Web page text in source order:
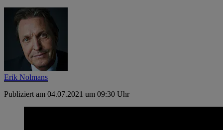
Erik Nolmans
Publiziert am 04.07.2021 um 09:30 Uhr